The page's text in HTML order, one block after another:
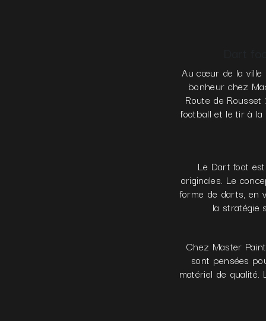
Au cœur de la ville
bonheur chez
Route de
football et le tir à
Le Dart foot
originales. Le
forme de darts, en
la stratégie
Chez Master
sont pensées
matériel de